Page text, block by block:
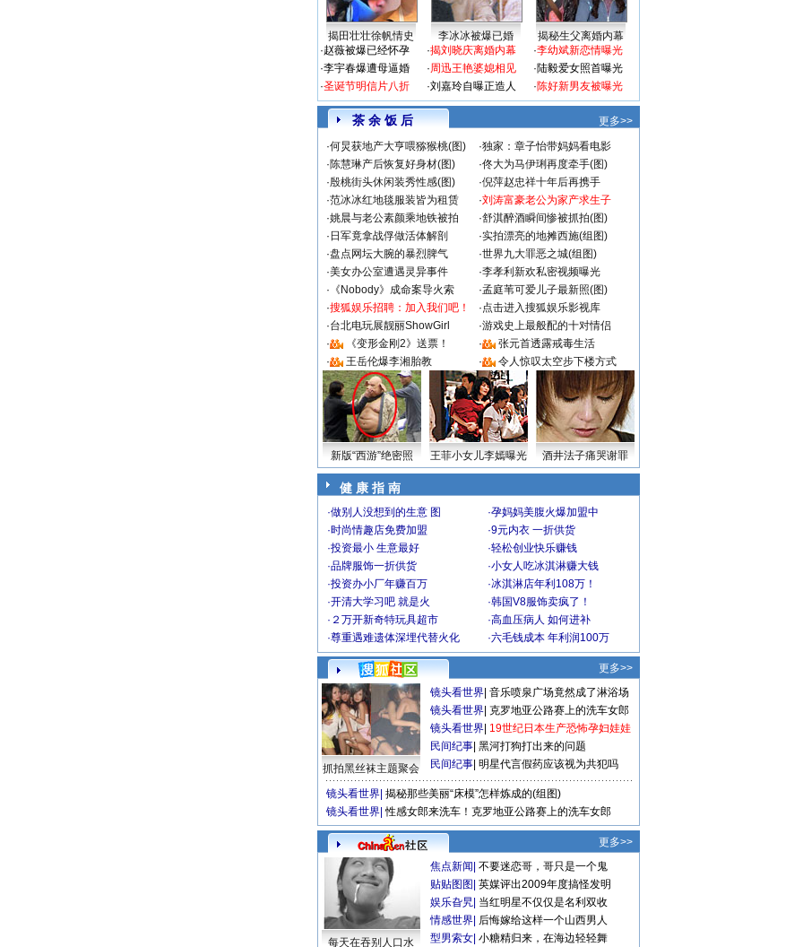
揭田壮壮徐帆情史 李冰冰被爆已婚
揭秘生父离婚内幕
·赵薇被爆已经怀孕
·李宇春爆遭母逼婚
·圣诞节明信片八折
·揭刘晓庆离婚内幕
·周迅王艳婆媳相见
·刘嘉玲自曝正造人
·李幼斌新恋情曝光
·陆毅爱女照首曝光
·陈好新男友被曝光
茶 余 饭 后
更多>>
·何炅获地产大亨喂猕猴桃(图) ·独家：章子怡带妈妈看电影
·陈慧琳产后恢复好身材(图) ·佟大为马伊琍再度牵手(图)
·殷桃街头休闲装秀性感(图) ·倪萍赵忠祥十年后再携手
·范冰冰红地毯服装皆为租赁 ·刘涛富豪老公为家产求生子
·姚晨与老公素颜乘地铁被拍 ·舒淇醉酒瞬间惨被抓拍(图)
· 日军竟拿战俘做活体解剖 ·实拍漂亮的地摊西施(组图)
·盘点网坛大腕的暴烈脾气 ·世界九大罪恶之城(组图)
·美女办公室遭遇灵异事件 ·李孝利新欢私密视频曝光
· 《Nobody》成命案导火索 ·孟庭苇可爱儿子最新照(图)
·搜狐娱乐招聘：加入我们吧！ ·点击进入搜狐娱乐影视库
·台北电玩展靓丽ShowGirl ·游戏史上最般配的十对情侣
·
《变形金刚2》送票！ ·
张元首透露戒毒生活
·
王岳伦爆李湘胎教 · 令人惊叹太空步下楼方式
新版“西游”绝密照 王菲小女儿李嫣曝光 酒井法子痛哭谢罪
健 康 指 南
·做别人没想到的生意 图 ·孕妈妈美腹火爆加盟中
·时尚情趣店免费加盟 ·9元内衣 一折供货
·投资最小 生意最好 ·轻松创业快乐赚钱
·品牌服饰一折供货 ·小女人吃冰淇淋赚大钱
·投资办小厂年赚百万 ·冰淇淋店年利108万！
·开清大学习吧 就是火 ·韩国V8服饰卖疯了！
· ２万开新奇特玩具超市 ·高血压病人 如何进补
·尊重遇难遗体深埋代替火化 ·六毛钱成本 年利润100万
更多>>
抓拍黑丝袜主题聚会
镜头看世界 音乐喷泉广场竟然成了淋浴场
镜头看世界 克罗地亚公路赛上的洗车女郎
镜头看世界 19世纪日本生产恐怖孕妇娃娃
民间纪事 黑河打狗打出来的问题
民间纪事 明星代言假药应该视为共犯吗
镜头看世界 揭秘那些美丽“床模”怎样炼成的(组图)
镜头看世界 性感女郎来洗车！克罗地亚公路赛上的洗车女郎
更多>>
每天在吞别人口水
焦点新闻 不要迷恋哥，哥只是一个鬼
贴贴图图 英媒评出2009年度搞怪发明
娱乐旮旯 当红明星不仅仅是名利双收
情感世界 后悔嫁给这样一个山西男人
型男索女 小糖精归来，在海边轻轻舞